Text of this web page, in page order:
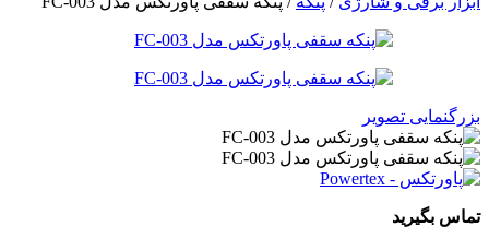
بزرگنمایی تصویر
تماس بگیرید